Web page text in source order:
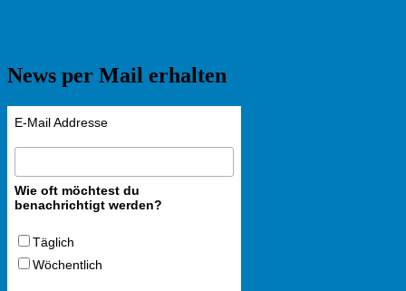
News per Mail erhalten
E-Mail Addresse
Wie oft möchtest du
benachrichtigt werden?
Täglich
Wöchentlich